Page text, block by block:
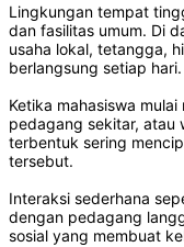
Lingkungan tempat
dan fasilitas umum. Di
usaha lokal, tetangga,
berlangsung setiap hari.
Ketika mahasiswa
pedagang sekitar, atau
terbentuk sering
tersebut.
Interaksi sederhana
dengan pedagang
sosial yang membuat